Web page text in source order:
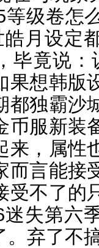
等级卷怎
月设定
毕竟说
果想韩版
都独霸沙
币服新装
来，属性
而言能接
受不了的
失第六
。弃了不